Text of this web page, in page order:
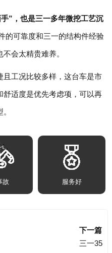
”，也是三一多年微挖工艺沉
的可靠度和三一的结构件经验
会太精贵难养。
工况比较多样，这台车是市
适度是优先考虑项，可以再
故 服务好
下一篇
三一35